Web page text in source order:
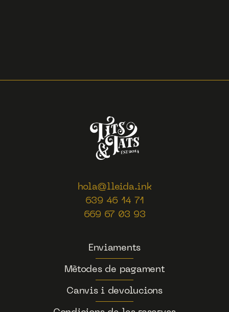
Enviaments
Mètodes de pagament
Canvis i devolucions
hola@lleida.ink
639 46 14 71
669 67 03 93